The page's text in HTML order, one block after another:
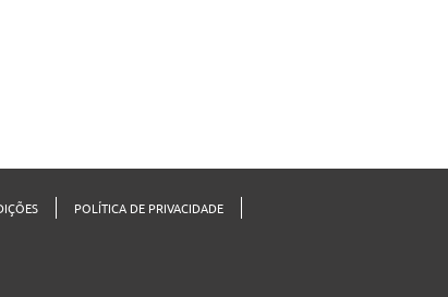
POLÍTICA DE PRIVACIDADE